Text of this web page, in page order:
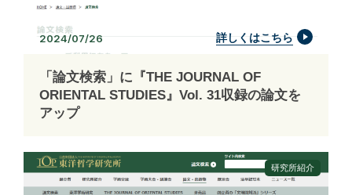
2024/07/26 詳しくはこちら
「論文検索」に『THE JOURNAL OF
ORIENTAL STUDIES』Vol. 31収録の論文を
アップ
研究所紹介